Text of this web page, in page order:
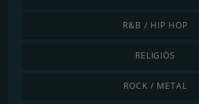
R&B / HIP HOP
RELIGIÖS
ROCK / METAL